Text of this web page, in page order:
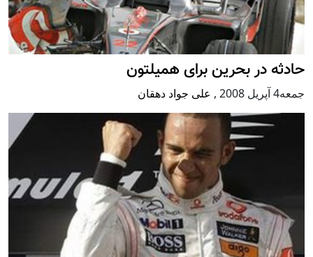
حادثه در بحرین برای همیلتون
جمعه4 آپریل 2008 , علی جواد دهقان